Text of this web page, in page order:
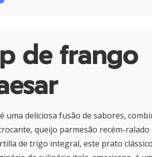
de frango
uma deliciosa fusão de sabores,
queijo parmesão recém-
de trigo integral, este prato